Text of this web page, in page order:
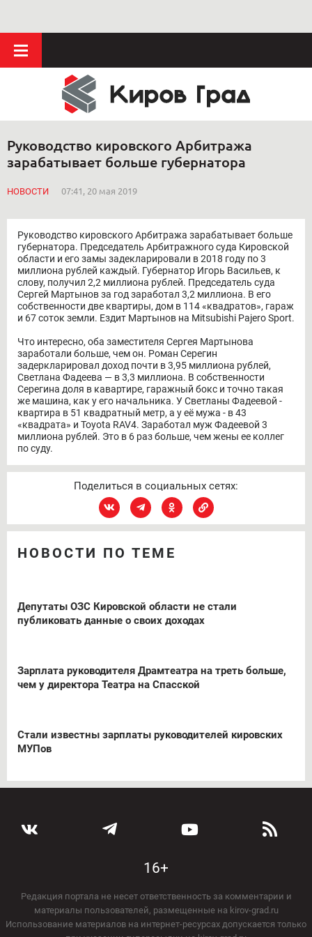
Руководство кировского Арбитража
зарабатывает больше губернатора
НОВОСТИ 07:41, 20 мая 2019
Руководство кировского Арбитража зарабатывает больше
губернатора. Председатель Арбитражного суда Кировской
области и его замы задекларировали в 2018 году по 3
миллиона рублей каждый. Губернатор Игорь Васильев, к
слову, получил 2,2 миллиона рублей. Председатель суда
Сергей Мартынов за год заработал 3,2 миллиона. В его
собственности две квартиры, дом в 114 «квадратов», гараж
и 67 соток земли. Ездит Мартынов на Mitsubishi Pajero Sport.
Что интересно, оба заместителя Сергея Мартынова
заработали больше, чем он. Роман Серегин
задеркларировал доход почти в 3,95 миллиона рублей,
Светлана Фадеева — в 3,3 миллиона. В собственности
Серегина доля в кавартире, гаражный бокс и точно такая
же машина, как у его начальника. У Светланы Фадеевой -
квартира в 51 квадратный метр, а у её мужа - в 43
«квадрата» и Toyota RAV4. Заработал муж Фадеевой 3
миллиона рублей. Это в 6 раз больше, чем жены ее коллег
по суду.
Поделиться в социальных сетях:
НОВОСТИ ПО ТЕМЕ
Депутаты ОЗС Кировской области не стали
публиковать данные о своих доходах
Зарплата руководителя Драмтеатра на треть больше,
чем у директора Театра на Спасской
Стали известны зарплаты руководителей кировских
МУПов
16+
Редакция портала не несет ответственность за комментарии и
материалы пользователей, размещенные на kirov-grad.ru
Использование материалов на интернет-ресурсах допускается только